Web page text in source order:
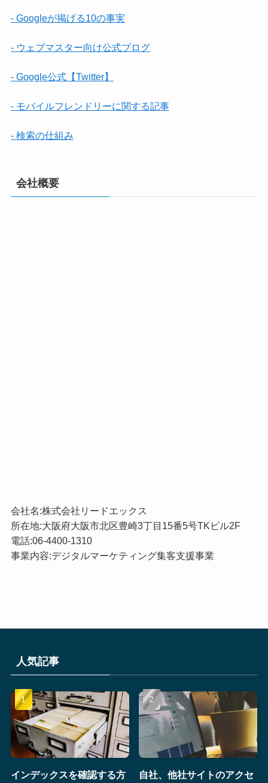
- Googleが掲げる10の事実
- ウェブマスター向け公式ブログ
- Google公式【Twitter】
- モバイルフレンドリーに関する記事
- 検索の仕組み
会社概要
会社名:株式会社リードエックス
所在地:大阪府大阪市北区豊崎3丁目15番5号TKビル2F
電話:06-4400-1310
事業内容:デジタルマーケティング集客支援事業
人気記事
インデックスを確認する方
自社、他社サイトのアクセ